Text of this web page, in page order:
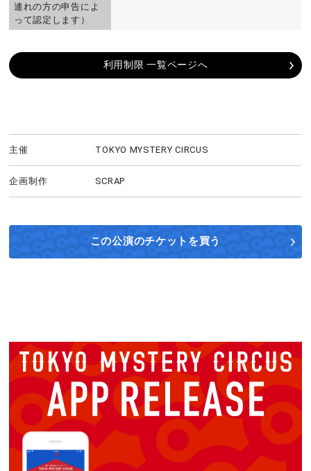
連れの方の申告によ
って認定します）
利用制限 一覧ページへ
主催 TOKYO MYSTERY CIRCUS
企画制作 SCRAP
この公演のチケットを買う